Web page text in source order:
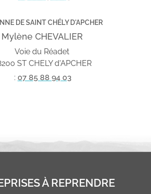
DE SAINT CHÉLY D'APCHER
Mylène CHEVALIER
Voie du Réadet
ST CHELY d'APCHER
: 07 85 88 94 03
À REPRENDRE